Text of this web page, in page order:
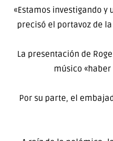
«Estamos investigando
precisó el portavoz de
La presentación de
músico
Por su parte, el